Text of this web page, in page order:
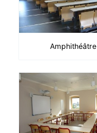
Amphithéâtre